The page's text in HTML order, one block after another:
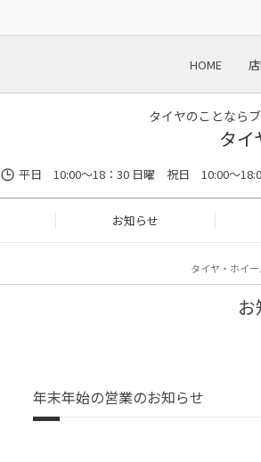
HOME
タイヤのことなら
タイ
平日 10:00〜18：30 日曜 祝日 10:00〜
お知らせ
タイヤ・ホイ
年末年始の営業のお知らせ